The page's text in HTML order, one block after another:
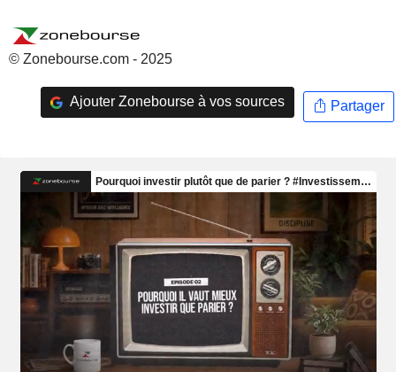
© Zonebourse.com - 2025
Ajouter Zonebourse à vos sources Partager